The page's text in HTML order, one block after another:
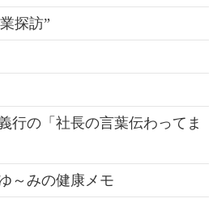
探訪”
行の「社長の言葉伝わってま
～みの健康メモ